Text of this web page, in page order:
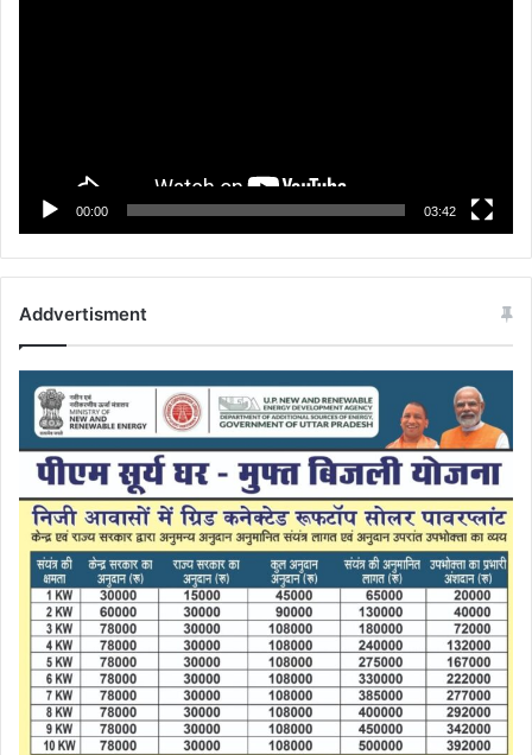
00:00 03:42
Addvertisment